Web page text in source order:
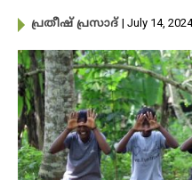
പ്രതീഷ് പ്രസാദ്‌ | July 14, 2024